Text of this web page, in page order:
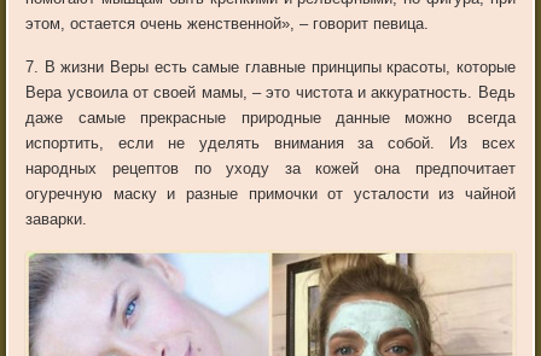
этом, остается очень женственной», – говорит певица.
7. В жизни Веры есть самые главные принципы красоты, которые
Вера усвоила от своей мамы, – это чистота и аккуратность. Ведь
даже самые прекрасные природные данные можно всегда
испортить, если не уделять внимания за собой. Из всех
народных рецептов по уходу за кожей она предпочитает
огуречную маску и разные примочки от усталости из чайной
заварки.